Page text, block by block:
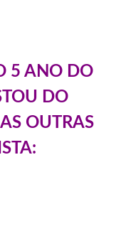
5 ANO DO
DO
OUTRAS